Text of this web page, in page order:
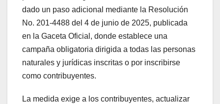
dado un paso adicional mediante la Resolución
No. 201-4488 del 4 de junio de 2025, publicada
en la Gaceta Oficial, donde establece una
campaña obligatoria dirigida a todas las personas
naturales y jurídicas inscritas o por inscribirse
como contribuyentes.
La medida exige a los contribuyentes, actualizar